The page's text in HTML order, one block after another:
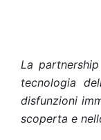
La
tecnologia
disfunzioni
scoperta e